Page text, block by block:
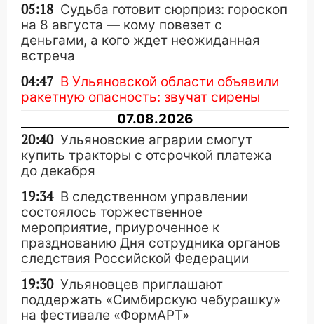
05:18 Судьба готовит сюрприз: гороскоп
на 8 августа — кому повезет с
деньгами, а кого ждет неожиданная
встреча
04:47 В Ульяновской области объявили
ракетную опасность: звучат сирены
07.08.2026
20:40 Ульяновские аграрии смогут
купить тракторы с отсрочкой платежа
до декабря
19:34 В следственном управлении
состоялось торжественное
мероприятие, приуроченное к
празднованию Дня сотрудника органов
следствия Российской Федерации
19:30 Ульяновцев приглашают
поддержать «Симбирскую чебурашку»
на фестивале «ФормАРТ»